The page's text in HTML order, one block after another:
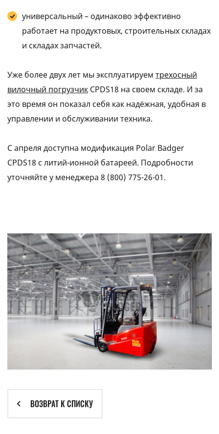
универсальный – одинаково эффективно
работает на продуктовых, строительных складах
и складах запчастей.
Уже более двух лет мы эксплуатируем трехосный
вилочный погрузчик CPDS18 на своем складе. И за
это время он показал себя как надёжная, удобная в
управлении и обслуживании техника.
С апреля доступна модификация Polar Badger
CPDS18 с литий-ионной батареей. Подробности
уточняйте у менеджера 8 (800) 775-26-01.
ВОЗВРАТ К СПИСКУ